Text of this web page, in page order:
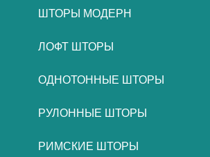
ШТОРЫ МОДЕРН
ЛОФТ ШТОРЫ
ОДНОТОННЫЕ ШТОРЫ
РУЛОННЫЕ ШТОРЫ
РИМСКИЕ ШТОРЫ